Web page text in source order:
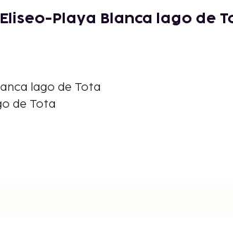
Playa Blanca lago de
lago de Tota
de Tota